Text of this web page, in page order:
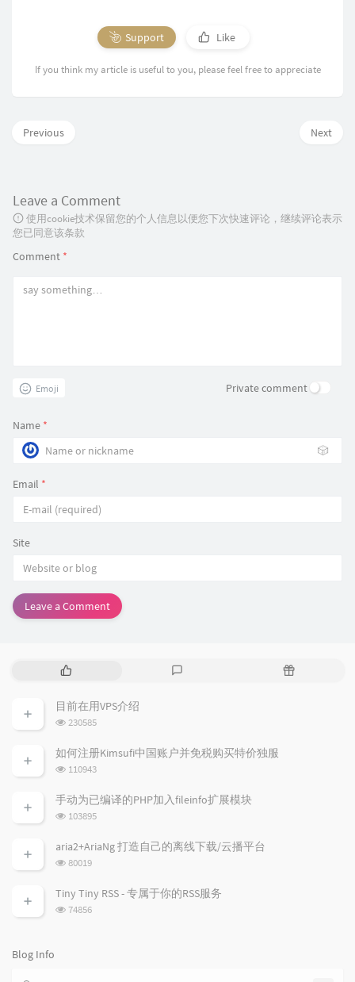
Support Like
If you think my article is useful to you, please feel free to appreciate
Next
Previous
Leave a Comment
使用cookie技术保留您的个人信息以便您下次快速评论，继续评论表示
您已同意该条款
Comment *
Emoji Private comment
Name *
🎲
Email *
Site
Leave a Comment
P
p
u
a
r
r
t
c
l
s
t
m
n
R
目前在用VPS介绍
浏
次
数:
230585
如何注册Kimsufi中国账户并免税购买特价独服
浏
次
数:
110943
手动为已编译的PHP加入fileinfo扩展模块
浏
次
103895
aria2+AriaNg 打造自己的离线下载/云播平台
浏
次
数:
80019
Tiny Tiny RSS - 专属于你的RSS服务
浏
74856
Blog Info